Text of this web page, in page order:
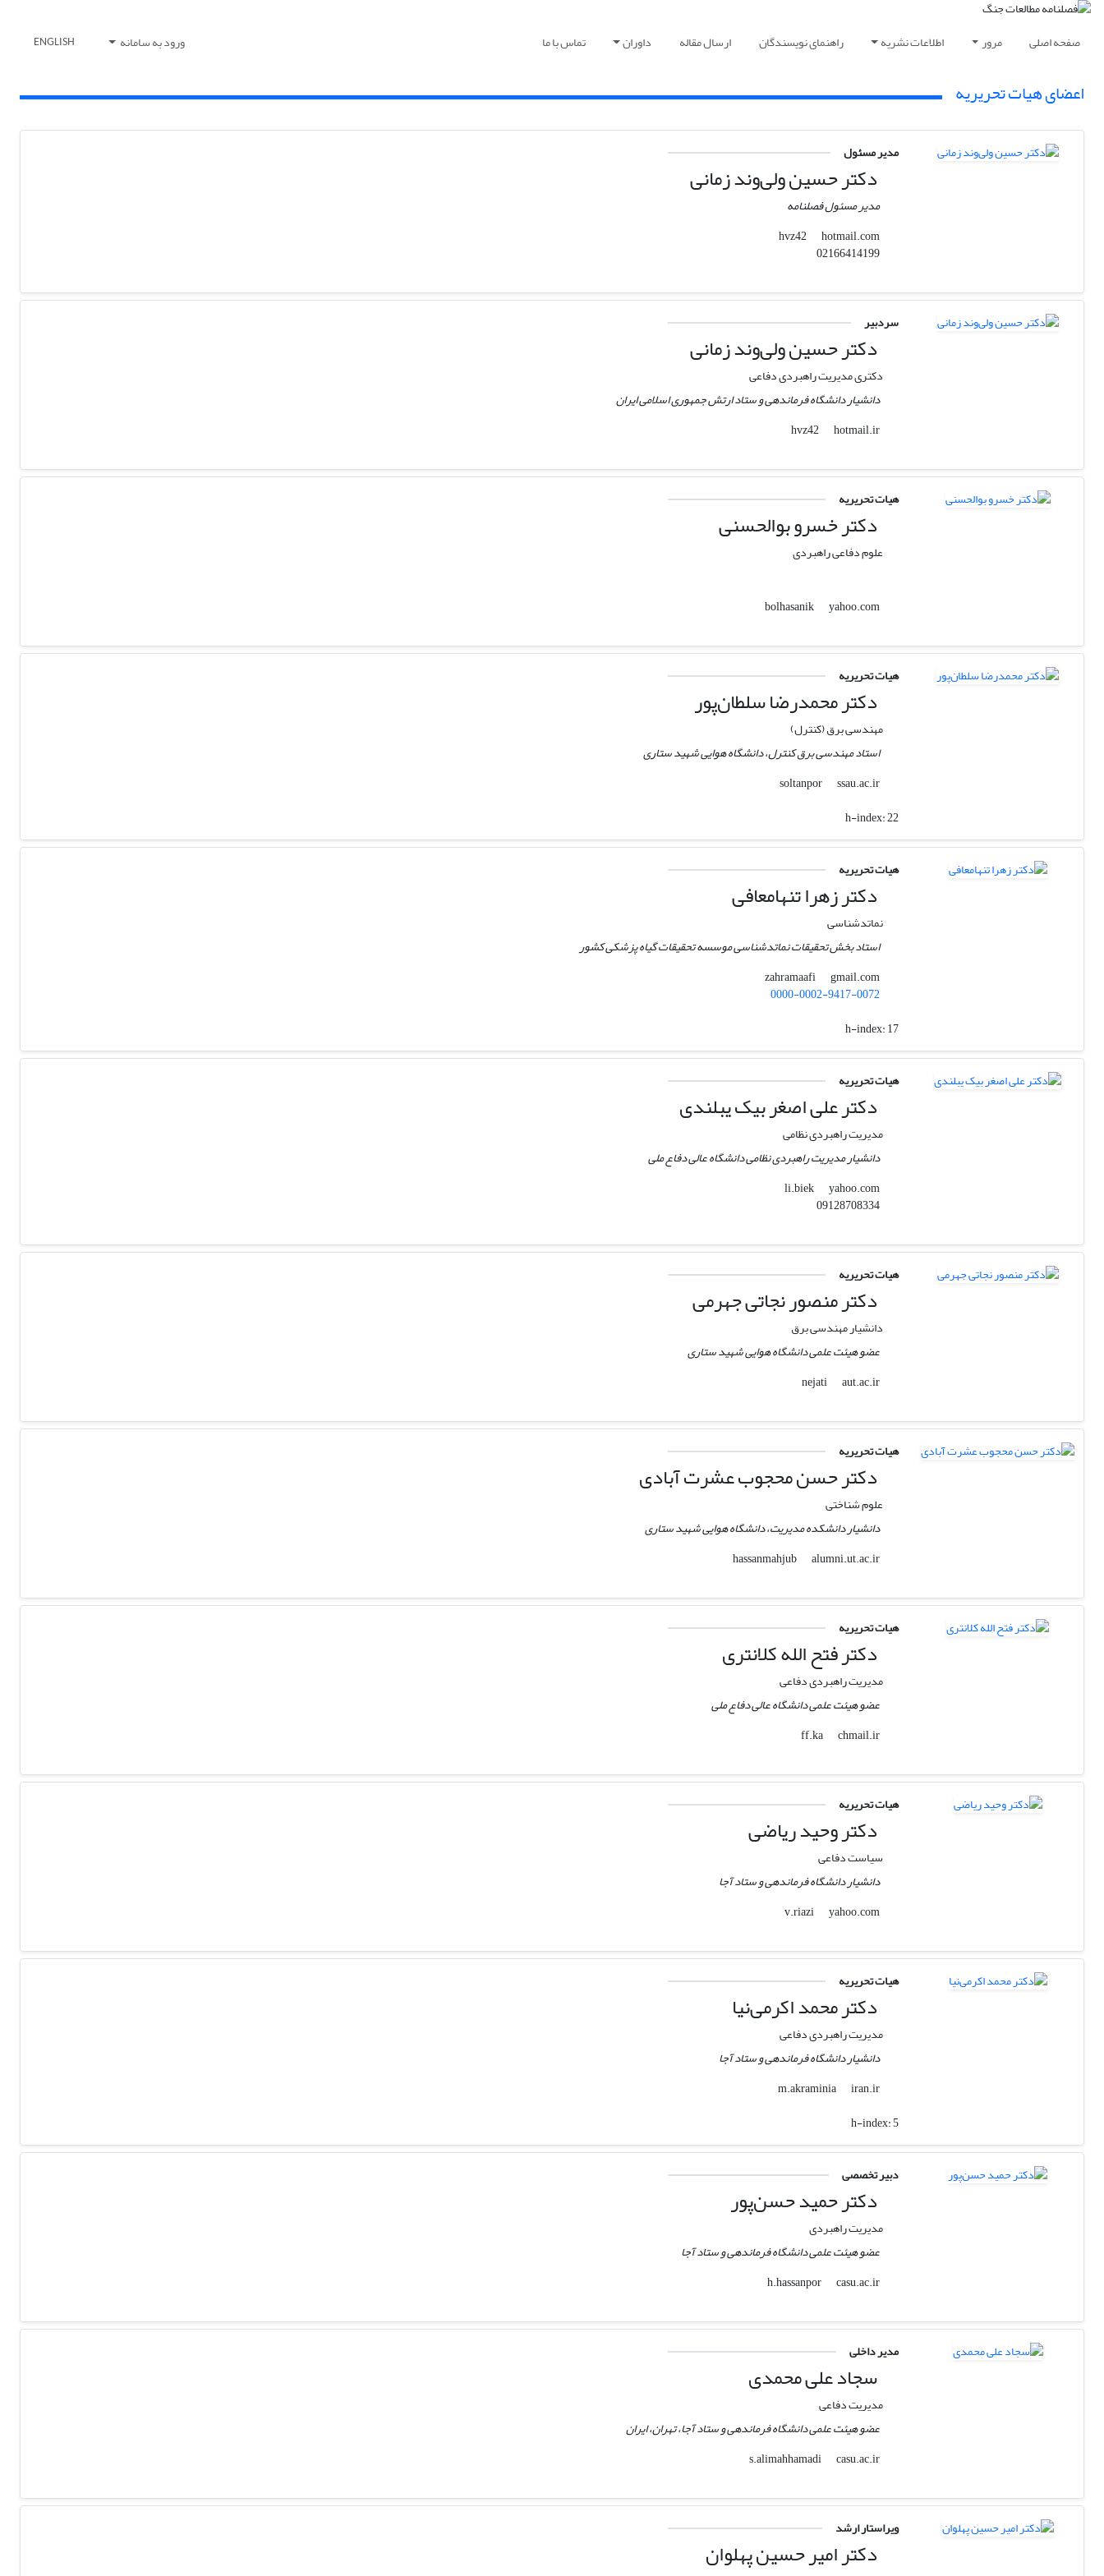
صفحه اصلی مرور اطلاعات نشریه راهنمای نویسندگان ارسال مقاله داوران تماس با ما ورود به سامانه ENGLISH
اعضای هیات تحریریه
مدیر مسئول
دکتر حسین ولی‌وند زمانی
مدیر مسئول فصلنامه
hvz42
hotmail.com
02166414199
سردبیر
دکتر حسین ولی‌وند زمانی
دکتری مدیریت راهبردی دفاعی
دانشیار دانشگاه فرماندهی و ستاد ارتش جمهوری اسلامی ایران
hvz42
hotmail.ir
هیات تحریریه
دکتر خسرو بوالحسنی
علوم دفاعی راهبردی
bolhasanik
yahoo.com
هیات تحریریه
دکتر محمدرضا سلطان‌پور
مهندسی برق (کنترل)
استاد مهندسی برق کنترل، دانشگاه هوایی شهید ستاری
soltanpor
ssau.ac.ir
h-index:22
هیات تحریریه
دکتر زهرا تنهامعافی
نماتدشناسی
استاد بخش تحقیقات نماتدشناسی موسسه تحقیقات گیاه پزشکی کشور
zahramaafi
gmail.com
0000-0002-9417-0072
h-index:17
هیات تحریریه
دکتر علی اصغر بیک یبلندی
مدیریت راهبردی نظامی
دانشیار مدیریت راهبردی نظامی دانشگاه عالی دفاع ملی
li.biek
yahoo.com
09128708334
هیات تحریریه
دکتر منصور نجاتی جهرمی
دانشیار مهندسی برق
عضو هیئت علمی دانشگاه هوایی شهید ستاری
nejati
aut.ac.ir
هیات تحریریه
دکتر حسن محجوب عشرت آبادی
علوم شناختی
دانشیار دانشکده مدیریت، دانشگاه هوایی شهید ستاری
hassanmahjub
alumni.ut.ac.ir
هیات تحریریه
دکتر فتح الله کلانتری
مدیریت راهبردی دفاعی
عضو هیئت علمی دانشگاه عالی دفاع ملی
ff.ka
chmail.ir
هیات تحریریه
دکتر وحید ریاضی
سیاست دفاعی
دانشیار دانشگاه فرماندهی و ستاد آجا
v.riazi
yahoo.com
هیات تحریریه
دکتر محمد اکرمی‌نیا
مدیریت راهبردی دفاعی
دانشیار دانشگاه فرماندهی و ستاد آجا
m.akraminia
iran.ir
h-index:5
دبیر تخصصی
دکتر حمید حسن‌پور
مدیریت راهبردی
عضو هیئت علمی دانشگاه فرماندهی و ستاد آجا
h.hassanpor
casu.ac.ir
مدیر داخلی
سجاد علی محمدی
مدیریت دفاعی
عضو هیئت علمی دانشگاه فرماندهی و ستاد آجا، تهران، ایران
s.alimahhamadi
casu.ac.ir
ویراستار ارشد
دکتر امیر حسین پهلوان